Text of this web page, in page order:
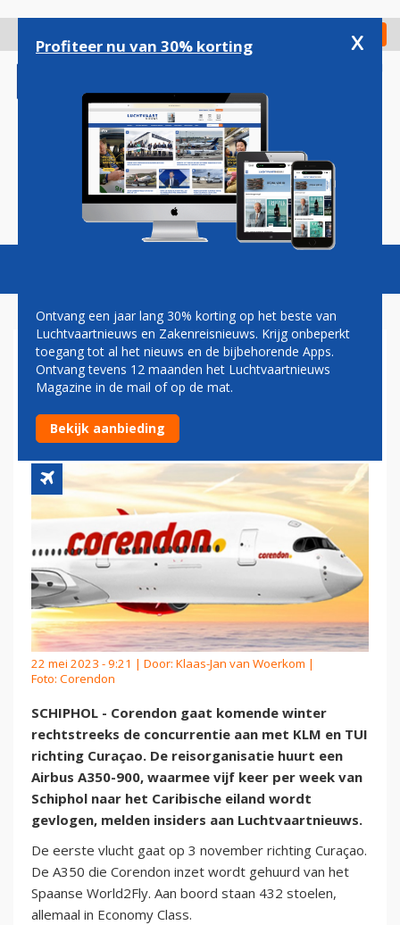
gaan
Check in
Magazine Podcasts Vacatures
BEVESTIGD: CORENDON IN DE
WINTER MET EIGEN A350
NAAR CURAÇAO
22 mei 2023 - 9:21 | Door: Klaas-Jan van Woerkom |
Foto: Corendon
SCHIPHOL - Corendon gaat komende winter
rechtstreeks de concurrentie aan met KLM en TUI
richting Curaçao. De reisorganisatie huurt een
Airbus A350-900, waarmee vijf keer per week van
Schiphol naar het Caribische eiland wordt
gevlogen, melden insiders aan Luchtvaartnieuws.
De eerste vlucht gaat op 3 november richting Curaçao.
De A350 die Corendon inzet wordt gehuurd van het
Spaanse World2Fly. Aan boord staan 432 stoelen,
allemaal in Economy Class.
Profiteer nu van 30% korting x
Ontvang een jaar lang 30% korting op het beste van
Luchtvaartnieuws en Zakenreisnieuws. Krijg onbeperkt
toegang tot al het nieuws en de bijbehorende Apps.
Ontvang tevens 12 maanden het Luchtvaartnieuws
Magazine in de mail of op de mat.
Bekijk aanbieding